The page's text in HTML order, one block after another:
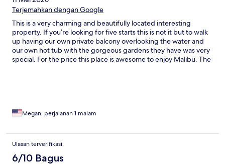
Terjemahkan dengan Google
This is a very charming and beautifully located interesting
property. If you’re looking for five starts this is not it but to walk
up having our own private balcony overlooking the water and
our own hot tub with the gorgeous gardens they have was very
special. For the price this place is awesome to enjoy Malibu. The
Megan, perjalanan 1 malam
Ulasan terverifikasi
6/10 Bagus